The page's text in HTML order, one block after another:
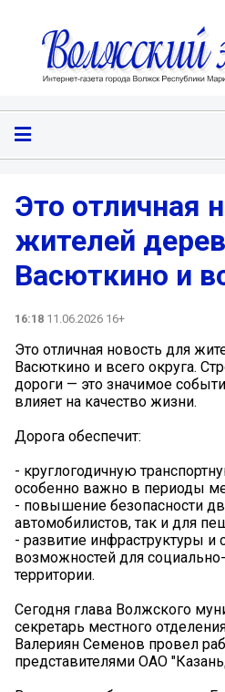
Это отличная
жителей
Васюткино и
16:18 11.06.2026 16+
Это отличная новость для
Васюткино и всего округа.
дороги — это значимое
влияет на качество жизни.
Дорога обеспечит:
- круглогодичную
особенно важно в периоды
- повышение безопасности
автомобилистов, так и для
- развитие инфраструктуры и
возможностей для
территории.
Сегодня глава Волжского
секретарь местного
Валериян Семенов провел
представителями ОАО